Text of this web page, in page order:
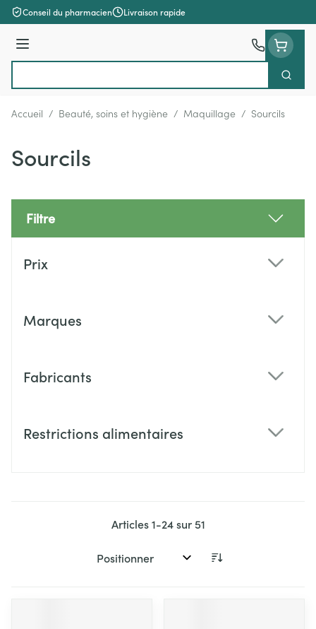
Aller au contenu
Conseil du pharmacien Livraison rapide
Menu
Accueil / Beauté, soins et hygiène / Maquillage / Sourcils
Sourcils
Filtre
Prix
Marques
Fabricants
Restrictions alimentaires
Articles1-24sur51
Trier par: